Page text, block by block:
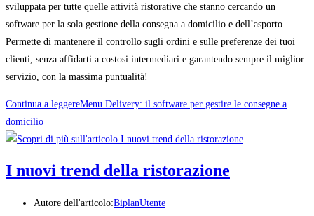
sviluppata per tutte quelle attività ristorative che stanno cercando un
software per la sola gestione della consegna a domicilio e dell’asporto.
Permette di mantenere il controllo sugli ordini e sulle preferenze dei tuoi
clienti, senza affidarti a costosi intermediari e garantendo sempre il miglior
servizio, con la massima puntualità!
Continua a leggereMenu Delivery: il software per gestire le consegne a
domicilio
I nuovi trend della ristorazione
Autore dell'articolo:BiplanUtente